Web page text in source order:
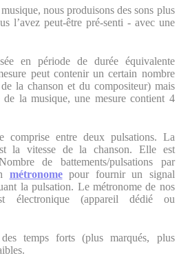
nous produisons des sons plus
l’avez peut-être pré-senti - avec une
en période de durée équivalente
peut contenir un certain nombre
la chanson et du compositeur) mais
la musique, une mesure contient 4
comprise entre deux pulsations. La
la vitesse de la chanson. Elle est
de battements/pulsations par
métronomepour fournir un signal
la pulsation. Le métronome de nos
électronique (appareil dédié ou
temps forts (plus marqués, plus